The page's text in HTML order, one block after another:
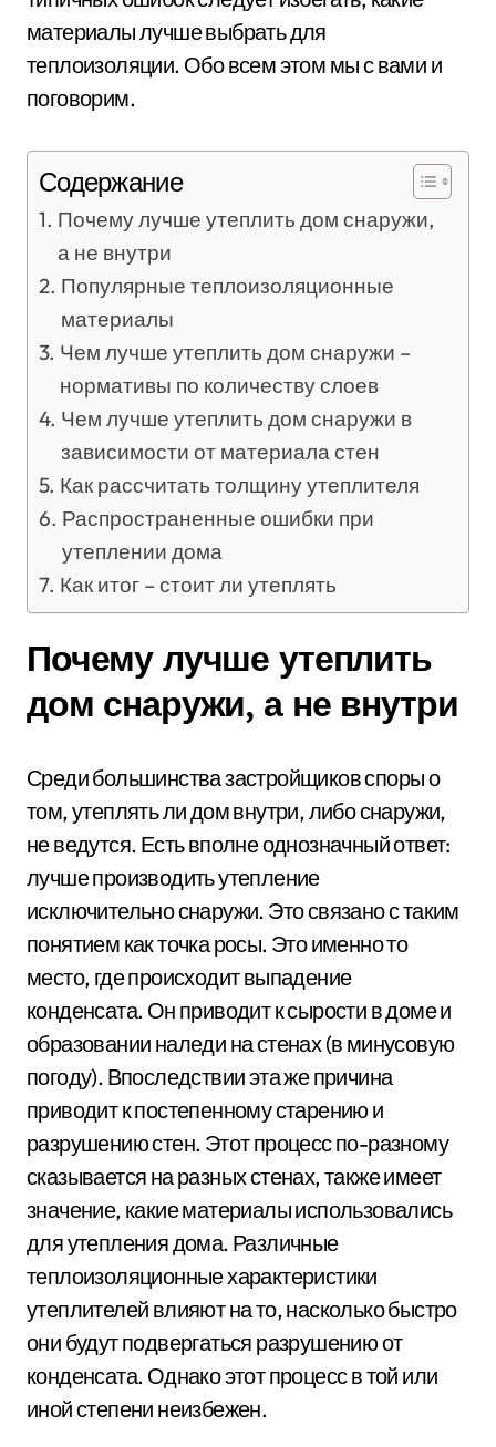
материалы лучше выбрать для
теплоизоляции. Обо всем этом мы с вами и
поговорим.
Содержание
Почему лучше утеплить дом снаружи,
а не внутри
Популярные теплоизоляционные
материалы
Чем лучше утеплить дом снаружи –
нормативы по количеству слоев
Чем лучше утеплить дом снаружи в
зависимости от материала стен
Как рассчитать толщину утеплителя
Распространенные ошибки при
утеплении дома
Как итог – стоит ли утеплять
Почему лучше утеплить
дом снаружи, а не внутри
Среди большинства застройщиков споры о
том, утеплять ли дом внутри, либо снаружи,
не ведутся. Есть вполне однозначный ответ:
лучше производить утепление
исключительно снаружи. Это связано с таким
понятием как точка росы. Это именно то
место, где происходит выпадение
конденсата. Он приводит к сырости в доме и
образовании наледи на стенах (в минусовую
погоду). Впоследствии эта же причина
приводит к постепенному старению и
разрушению стен. Этот процесс по-разному
сказывается на разных стенах, также имеет
значение, какие материалы использовались
для утепления дома. Различные
теплоизоляционные характеристики
утеплителей влияют на то, насколько быстро
они будут подвергаться разрушению от
конденсата. Однако этот процесс в той или
иной степени неизбежен.